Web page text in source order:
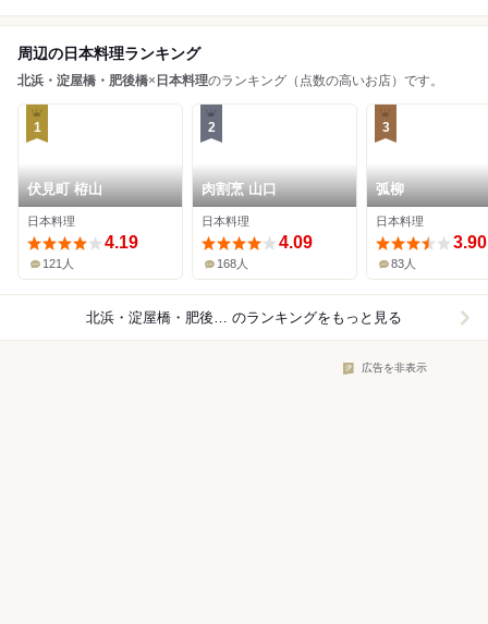
周辺の日本料理ランキング
北浜・淀屋橋・肥後橋× 日本料理のランキング（点数の高いお店）です。
1
伏見町 栫山
日本料理
4.19
121人
2
肉割烹 山口
日本料理
4.09
168人
3
弧柳
日本料理
3.90
83人
北浜・淀屋橋・肥後橋×日本料理 のランキングをもっと見る
広告を非表示